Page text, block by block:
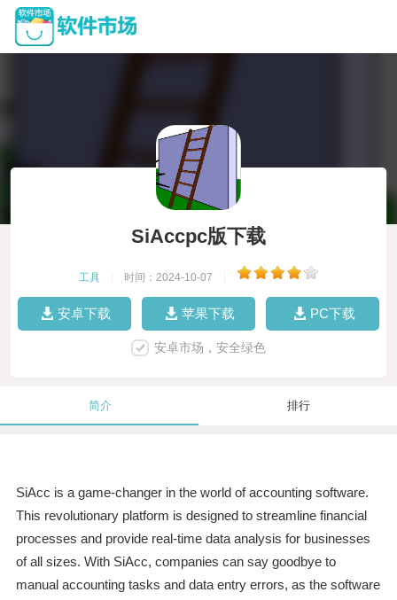
SiAccpc版下载
工具 时间：2024-10-07
安卓下载 苹果下载 PC下载
安卓市场，安全绿色
简介 排行
SiAcc is a game-changer in the world of accounting software.
This revolutionary platform is designed to streamline financial
processes and provide real-time data analysis for businesses
of all sizes. With SiAcc, companies can say goodbye to
manual accounting tasks and data entry errors, as the software